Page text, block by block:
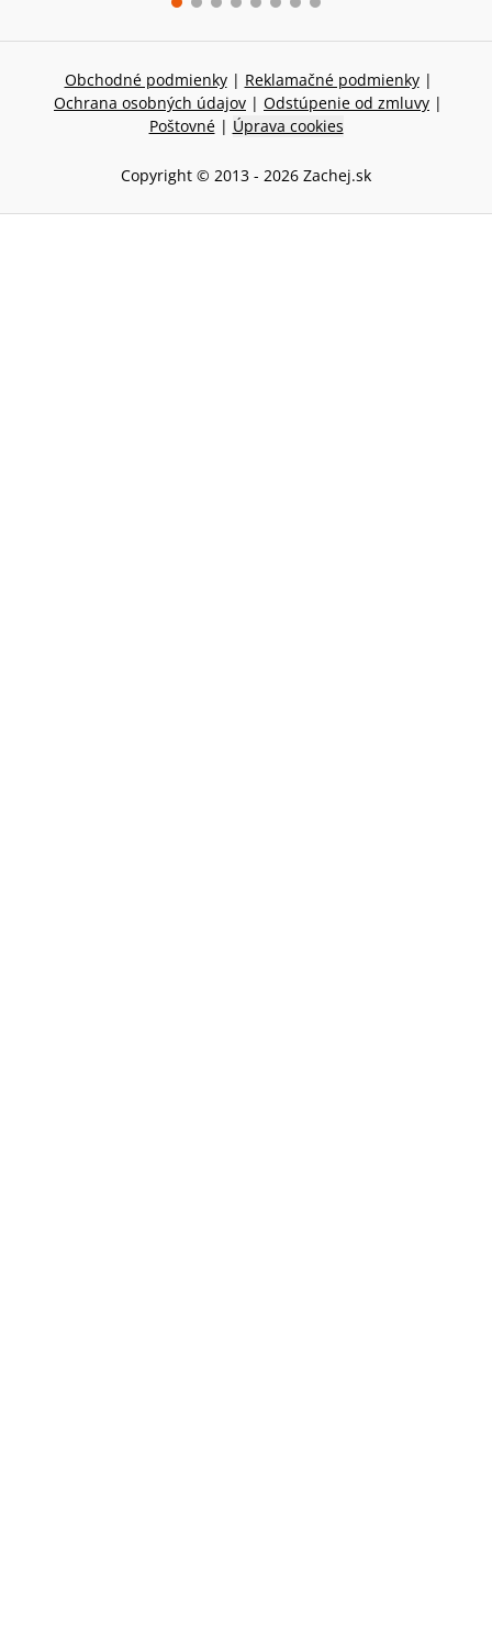
Obchodné podmienky | Reklamačné podmienky |
Ochrana osobných údajov | Odstúpenie od zmluvy |
Poštovné | Úprava cookies
Copyright © 2013 - 2026 Zachej.sk